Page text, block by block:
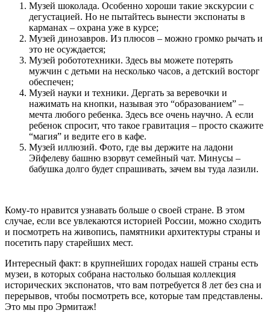
Музей шоколада. Особенно хороши такие экскурсии с
дегустацией. Но не пытайтесь вынести экспонаты в
карманах – охрана уже в курсе;
Музей динозавров. Из плюсов – можно громко рычать и
это не осуждается;
Музей робототехники. Здесь вы можете потерять
мужчин с детьми на несколько часов, а детский восторг
обеспечен;
Музей науки и техники. Дергать за веревочки и
нажимать на кнопки, называя это “образованием” –
мечта любого ребенка. Здесь все очень научно. А если
ребенок спросит, что такое гравитация – просто скажите
“магия” и ведите его в кафе.
Музей иллюзий. Фото, где вы держите на ладони
Эйфелеву башню взорвут семейный чат. Минусы –
бабушка долго будет спрашивать, зачем вы туда лазили.
Кому-то нравится узнавать больше о своей стране. В этом
случае, если все увлекаются историей России, можно сходить
и посмотреть на живопись, памятники архитектуры страны и
посетить пару старейших мест.
Интересный факт: в крупнейших городах нашей страны есть
музеи, в которых собрана настолько большая коллекция
исторических экспонатов, что вам потребуется 8 лет без сна и
перерывов, чтобы посмотреть все, которые там представлены.
Это мы про Эрмитаж!